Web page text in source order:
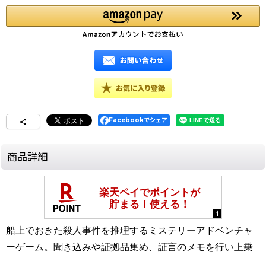
Facebookでシェア
商品詳細
船上でおきた殺人事件を推理するミステリーアドベンチャ
ーゲーム。聞き込みや証拠品集め、証言のメモを行い上乗